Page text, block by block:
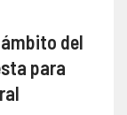
del
para